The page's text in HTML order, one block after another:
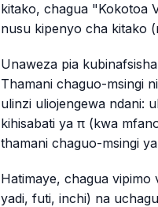
kitako, chagua "Kokotoa
nusu kipenyo cha kitako
Unaweza pia
Thamani chaguo-msingi
ulinzi uliojengewa ndani:
kihisabati ya π (kwa
thamani chaguo-msingi
Hatimaye, chagua vipimo
yadi, futi, inchi) na